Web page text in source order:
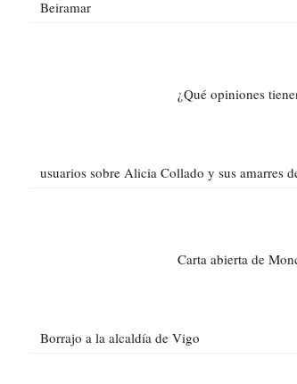
Beiramar
¿Qué opiniones
usuarios sobre Alicia Collado y sus amarres
Carta abierta de
Borrajo a la alcaldía de Vigo